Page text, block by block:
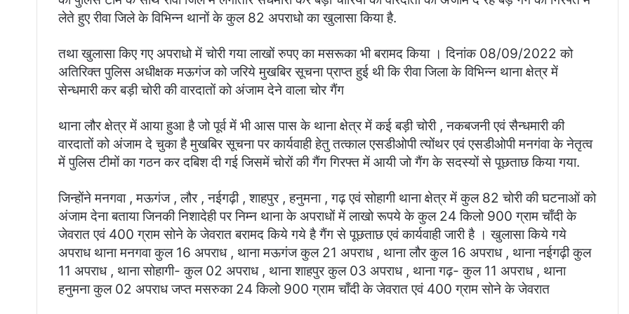
लेते हुए रीवा जिले के विभिन्न थानों के कुल 82 अपराधो का खुलासा किया है.
तथा खुलासा किए गए अपराधो में चोरी गया लाखों रुपए का मसरूका भी बरामद किया । दिनांक 08/09/2022 को
अतिरिक्त पुलिस अधीक्षक मऊगंज को जरिये मुखबिर सूचना प्राप्त हुई थी कि रीवा जिला के विभिन्न थाना क्षेत्र में
सेन्धमारी कर बड़ी चोरी की वारदातों को अंजाम देने वाला चोर गैंग
थाना लौर क्षेत्र में आया हुआ है जो पूर्व में भी आस पास के थाना क्षेत्र में कई बड़ी चोरी , नकबजनी एवं सैन्धमारी की
वारदातों को अंजाम दे चुका है मुखबिर सूचना पर कार्यवाही हेतु तत्काल एसडीओपी त्योंथर एवं एसडीओपी मनगंवा के नेतृत्व
में पुलिस टीमों का गठन कर दबिश दी गई जिसमें चोरों की गैंग गिरफ्त में आयी जो गैंग के सदस्यों से पूछताछ किया गया.
जिन्होंने मनगवा , मऊगंज , लौर , नईगढ़ी , शाहपुर , हनुमना , गढ़ एवं सोहागी थाना क्षेत्र में कुल 82 चोरी की घटनाओं को
अंजाम देना बताया जिनकी निशादेही पर निम्न थाना के अपराधों में लाखो रूपये के कुल 24 किलो 900 ग्राम चाँदी के
जेवरात एवं 400 ग्राम सोने के जेवरात बरामद किये गये है गैंग से पूछताछ एवं कार्यवाही जारी है । खुलासा किये गये
अपराध थाना मनगवा कुल 16 अपराध , थाना मऊगंज कुल 21 अपराध , थाना लौर कुल 16 अपराध , थाना नईगढ़ी कुल
11 अपराध , थाना सोहागी- कुल 02 अपराध , थाना शाहपुर कुल 03 अपराध , थाना गढ़- कुल 11 अपराध , थाना
हनुमना कुल 02 अपराध जप्त मसरुका 24 किलो 900 ग्राम चाँदी के जेवरात एवं 400 ग्राम सोने के जेवरात